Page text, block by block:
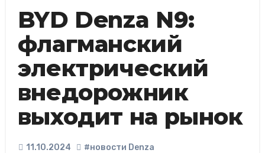
BYD Denza N9:
флагманский
электрический
внедорожник
выходит на рынок
11.10.2024 #новости Denza